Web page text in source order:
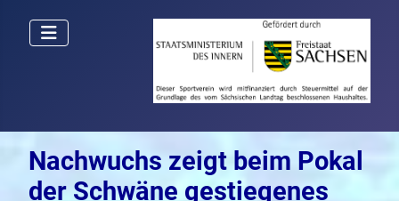
Nachwuchs zeigt beim Pokal
der Schwäne gestiegenes